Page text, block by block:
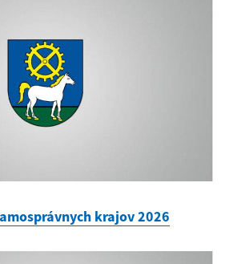
krajov 2026